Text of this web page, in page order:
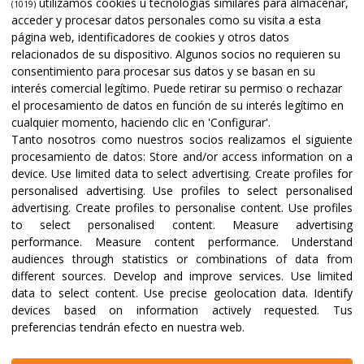
(1019)
acceder y procesar datos personales como su visita a esta
página web, identificadores de cookies y otros datos
relacionados de su dispositivo. Algunos socios no requieren su
consentimiento para procesar sus datos y se basan en su
interés comercial legítimo. Puede retirar su permiso o rechazar
el procesamiento de datos en función de su interés legítimo en
cualquier momento, haciendo clic en 'Configurar'.
Tanto nosotros como nuestros socios realizamos el siguiente
procesamiento de datos:Store and/or access information on a
device. Use limited data to select advertising.Create profiles for
personalised advertising.Use profiles to select personalised
advertising. Create profiles to personalise content. Use profiles
to select personalised content. Measure advertising
performance. Measure content performance. Understand
audiences through statistics or combinations of data from
different sources. Develop and improve services. Use limited
data to select content. Use precise geolocation data. Identify
devices based on information actively requested. Tus
preferencias tendrán efecto en nuestra web.